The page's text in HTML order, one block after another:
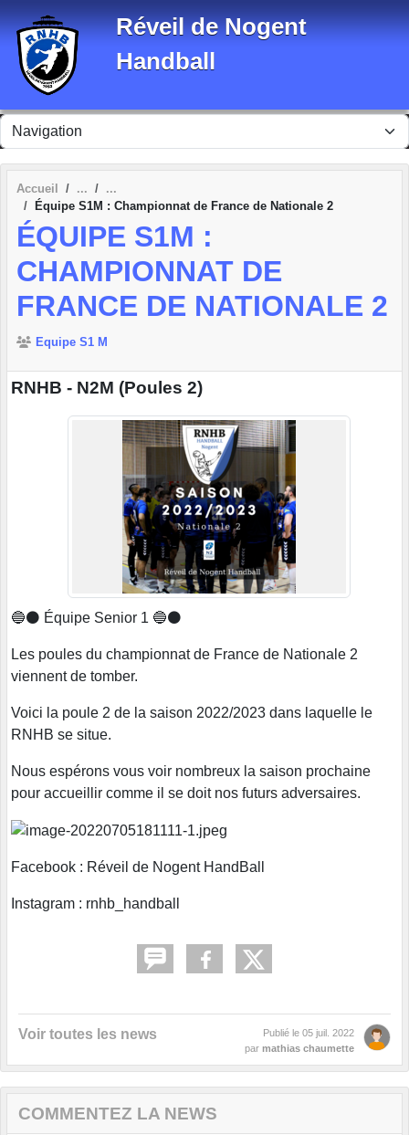
Réveil de Nogent
Handball
Accueil
Équipe S1M : Championnat de France de Nationale 2
ÉQUIPE S1M :
CHAMPIONNAT DE
FRANCE DE NATIONALE 2
Equipe S1 M
RNHB - N2M (Poules 2)
🔵⚫️ Équipe Senior 1 🔵⚫️
Les poules du championnat de France de Nationale 2
viennent de tomber.
Voici la poule 2 de la saison 2022/2023 dans laquelle le
RNHB se situe.
Nous espérons vous voir nombreux la saison prochaine
pour accueillir comme il se doit nos futurs adversaires.
Facebook : Réveil de Nogent HandBall
Instagram : rnhb_handball
Voir toutes les news Publié le 05 juil. 2022
par mathias chaumette
COMMENTEZ LA NEWS